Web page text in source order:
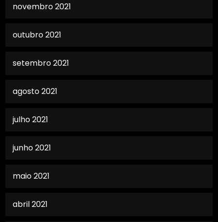
novembro 2021
outubro 2021
setembro 2021
agosto 2021
julho 2021
junho 2021
maio 2021
abril 2021